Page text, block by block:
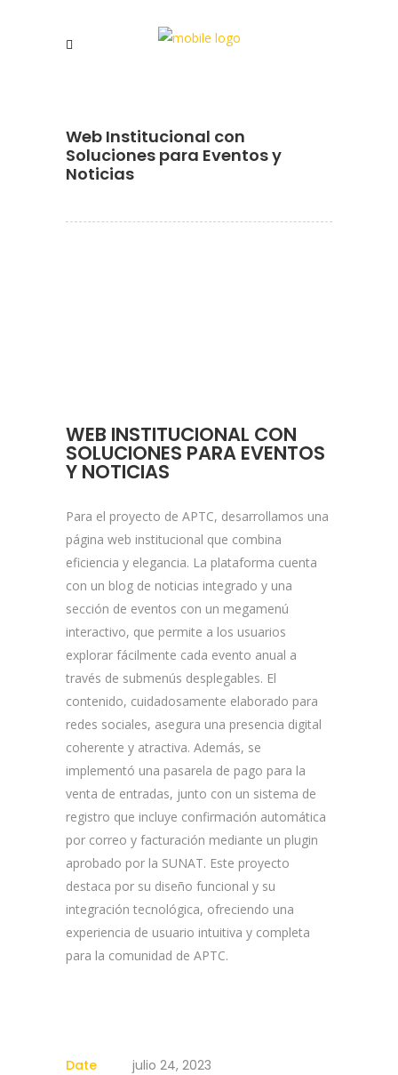
Web Institucional con
Soluciones para Eventos y
Noticias
WEB INSTITUCIONAL CON
SOLUCIONES PARA EVENTOS
Y NOTICIAS
Para el proyecto de APTC, desarrollamos una
página web institucional que combina
eficiencia y elegancia. La plataforma cuenta
con un blog de noticias integrado y una
sección de eventos con un megamenú
interactivo, que permite a los usuarios
explorar fácilmente cada evento anual a
través de submenús desplegables. El
contenido, cuidadosamente elaborado para
redes sociales, asegura una presencia digital
coherente y atractiva. Además, se
implementó una pasarela de pago para la
venta de entradas, junto con un sistema de
registro que incluye confirmación automática
por correo y facturación mediante un plugin
aprobado por la SUNAT. Este proyecto
destaca por su diseño funcional y su
integración tecnológica, ofreciendo una
experiencia de usuario intuitiva y completa
para la comunidad de APTC.
Date julio 24, 2023